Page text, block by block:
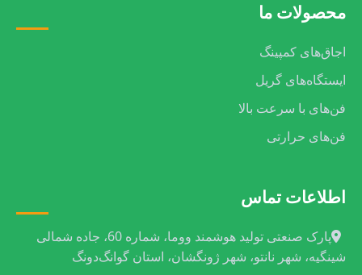
محصولات ما
اجاق‌های کمپینگ
ایستگاه‌های گریل
فن‌های با سرعت بالا
فن‌های حرارتی
اطلاعات تماس
پارک صنعتی تولید هوشمند ووما، شماره 60، جاده شمالی
شینگیه، شهر نانتو، شهر ژونگشان، استان گوانگ‌دونگ